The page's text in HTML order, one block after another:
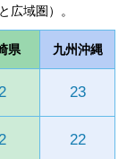
広域圏）。
県 九州沖縄
2 23
2 22